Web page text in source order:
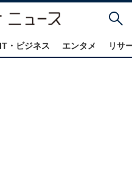
IT・ビジネス エンタメ リサ